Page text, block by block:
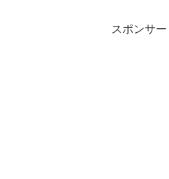
て性能を
備との差
スポンサー